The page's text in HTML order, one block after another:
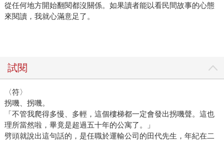
從任何地方開始翻閱都沒關係。如果讀者能以看民間故事的心態
來閱讀，我就心滿意足了。
試閱
〈符〉
拐嘰、拐嘰。
「不管我爬得多慢、多輕，這個樓梯都一定會發出拐嘰聲。這也
理所當然啦，畢竟是超過五十年的公寓了。」
劈頭就說出這句話的，是任職於運輸公司的田代先生，年紀在二